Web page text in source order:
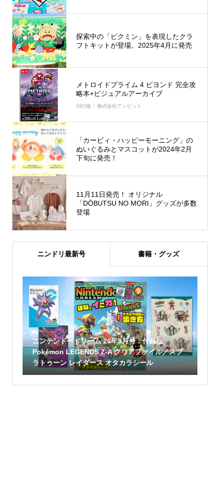
探索中の「ピクミン」を表現したクラ
フトキットが登場。2025年4月に発売
メトロイドプライム 4 ビヨンド 完全攻
略本+ビジュアルアーカイブ
刊行物 株式会社アンビット
「カービィ・ハッピーモーニング」の
ぬいぐるみとマスコットが2024年2月
下旬に発売！
11月11日発売！ オリジナル
「DŌBUTSU NO MORI」グッズが多数
登場
ニンドリ最新号 書籍・グッズ
ニンテンドードリーム 26年9月号：付録は
Pokémon LEGENDS Z-A クリアファイル／スプ
ラトゥーン レイダース オタカラシール